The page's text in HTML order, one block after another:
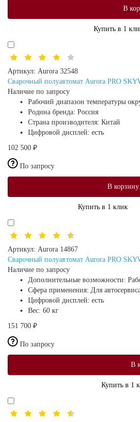
В
Купить в 1
Артикул: Aurora 32548
Сварочный полуавтомат Aurora PRO
Наличие по запросу
Рабочий диапазон температуры
Родина бренда: Россия
Страна производителя: Китай
Цифровой дисплей: есть
102 500 ₽
По запросу
В корзину
Купить в 1 клик
Артикул: Aurora 14867
Сварочный полуавтомат Aurora PRO
Наличие по запросу
Дополнительные возможности:
Сфера применения: Для
Цифровой дисплей: есть
Вес: 60 кг
151 700 ₽
По запросу
В
Купить в 1